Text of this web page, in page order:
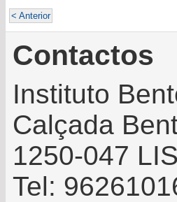
< Anterior
Contactos
Instituto
Calçada
1250-047
Tel: